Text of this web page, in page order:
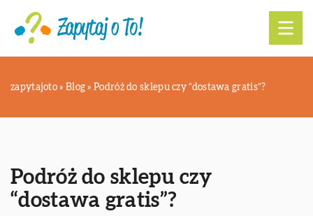
zapytajoto » Blog »Podróż do sklepu czy “dostawa gratis”?
Podróż do sklepu czy
“dostawa gratis”?